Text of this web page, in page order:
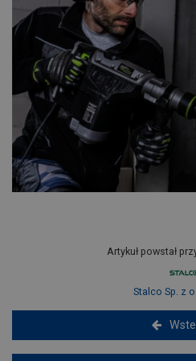
Artykuł powstał
Stalco Sp. z